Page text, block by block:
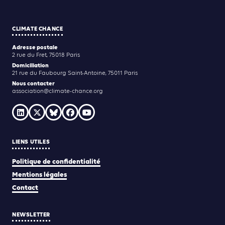
CLIMATE CHANCE
Adresse postale
2 rue du Fret, 75018 Paris
Domiciliation
21 rue du Faubourg Saint-Antoine, 75011 Paris
Nous contacter
association@climate-chance.org
LIENS UTILES
Politique de confidentialité
Mentions légales
Contact
NEWSLETTER